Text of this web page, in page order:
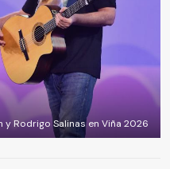
y Rodrigo Salinas en Viña 2026